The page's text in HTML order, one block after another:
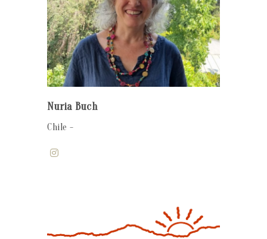
Nuria Buch
Chile -